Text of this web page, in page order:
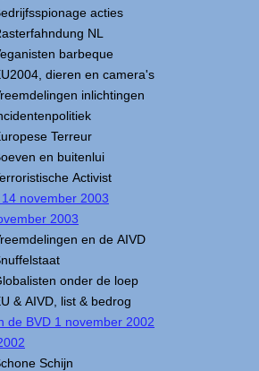
acties
NL
barbeque
dieren en camera's
inlichtingen
Terreur
en buitenlui
Activist
november 2003
2003
en de AIVD
onder de loep
& AIVD, list & bedrog
de BVD 1 november 2002
Schijn